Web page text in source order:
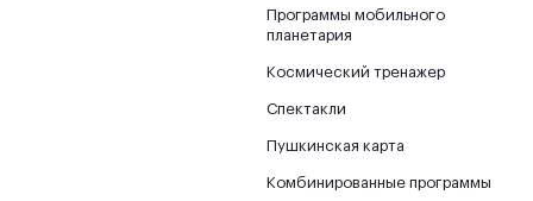
Программы мобильного
планетария
Космический тренажер
Спектакли
Пушкинская карта
Комбинированные программы